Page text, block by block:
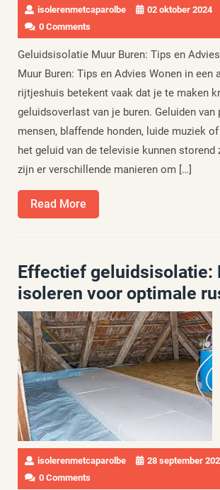
isolerenmetcaparolbe
02 oktober 2024
0 Comments
Geluidsisolatie Muur Buren: Tips en
Muur Buren: Tips en Advies Wonen in een
rijtjeshuis betekent vaak dat je te maken
geluidsoverlast van je buren. Geluiden van
mensen, blaffende honden, luide muziek
het geluid van de televisie kunnen storend
zijn er verschillende manieren om […]
Read More
More
Effectief geluidsisolatie:
isoleren voor optimale
isolerenmetcaparolbe
28 september
0 Comments